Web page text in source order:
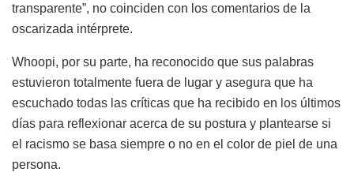
transparente”, no coinciden con los comentarios de la
oscarizada intérprete.
Whoopi, por su parte, ha reconocido que sus palabras
estuvieron totalmente fuera de lugar y asegura que ha
escuchado todas las críticas que ha recibido en los últimos
días para reflexionar acerca de su postura y plantearse si
el racismo se basa siempre o no en el color de piel de una
persona.